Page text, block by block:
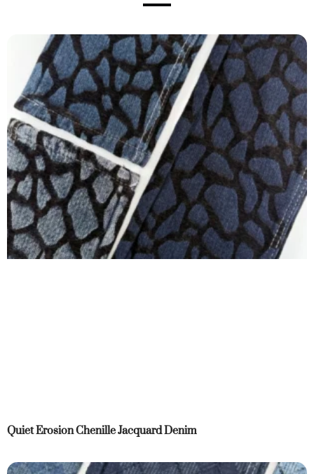
Quiet Erosion Chenille Jacquard Denim